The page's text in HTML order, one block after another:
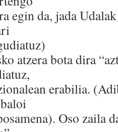
egin da, jada
atzera bota dira
erabilia.
Oso zaila